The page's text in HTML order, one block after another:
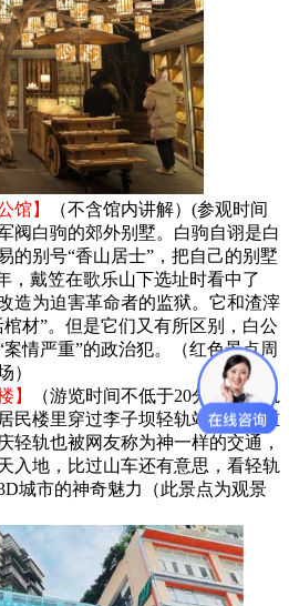
馆】
（不含馆内讲解）(参观时间
阀白驹的郊外别墅。白驹自诩是白
的别号“香山居士”，把自己的别墅
，戴笠在歌乐山下选址时看中了
造为迫害革命者的监狱。它和渣滓
材”。但是它们又有所区别，白公
情严重”的政治犯。（红色景点周
）
】
（游览时间不低于20分钟）轻轨
民楼里穿过李子坝轻轨站体现了重
轻轨也被网友称为神一样的交通，
入地，比过山车还有意思，看轻轨
城市的神奇魅力（此景点为观景